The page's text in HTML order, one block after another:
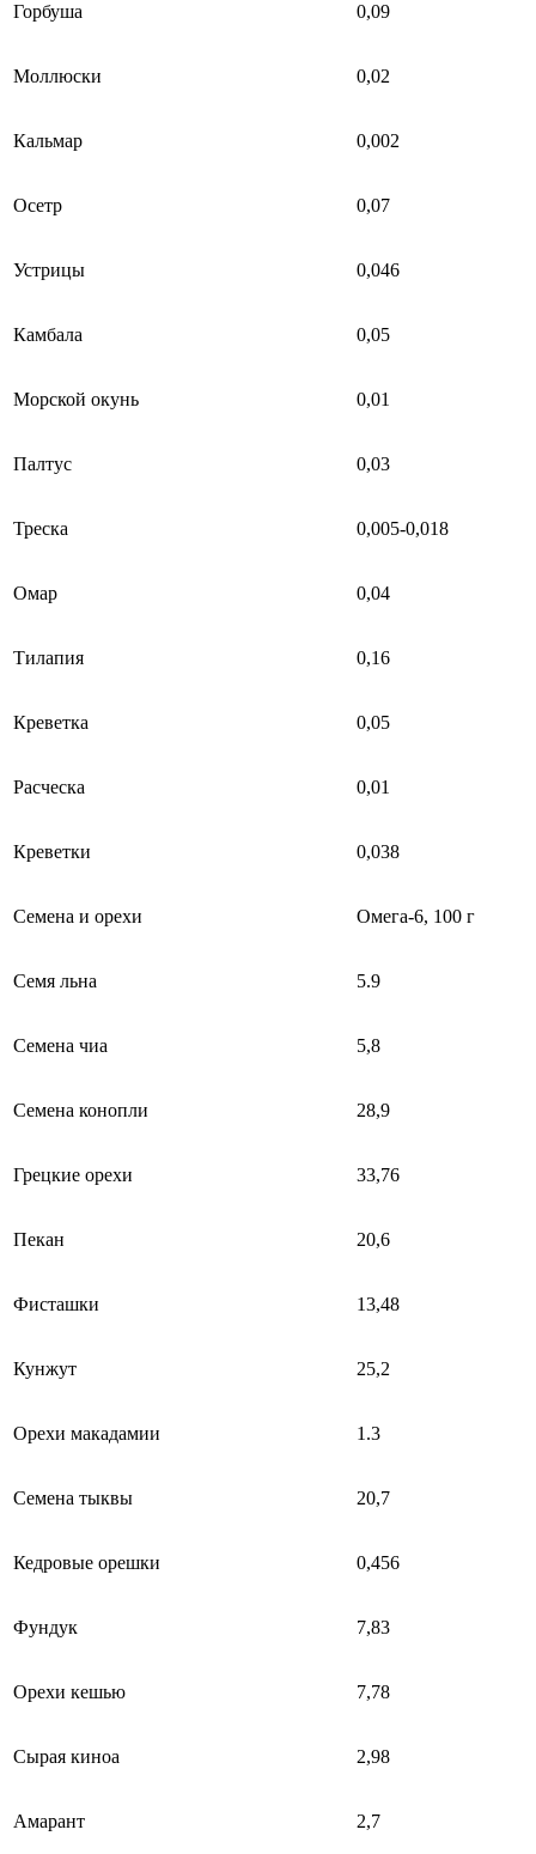
Горбуша 0,09
Моллюски 0,02
Кальмар 0,002
Осетр 0,07
Устрицы 0,046
Камбала 0,05
Морской окунь 0,01
Палтус 0,03
Треска 0,005-0,018
Омар 0,04
Тилапия 0,16
Креветка 0,05
Расческа 0,01
Креветки 0,038
Семена и орехи Омега-6, 100 г
Семя льна 5.9
Семена чиа 5,8
Семена конопли 28,9
Грецкие орехи 33,76
Пекан 20,6
Фисташки 13,48
Кунжут 25,2
Орехи макадамии 1.3
Семена тыквы 20,7
Кедровые орешки 0,456
Фундук 7,83
Орехи кешью 7,78
Сырая киноа 2,98
Амарант 2,7